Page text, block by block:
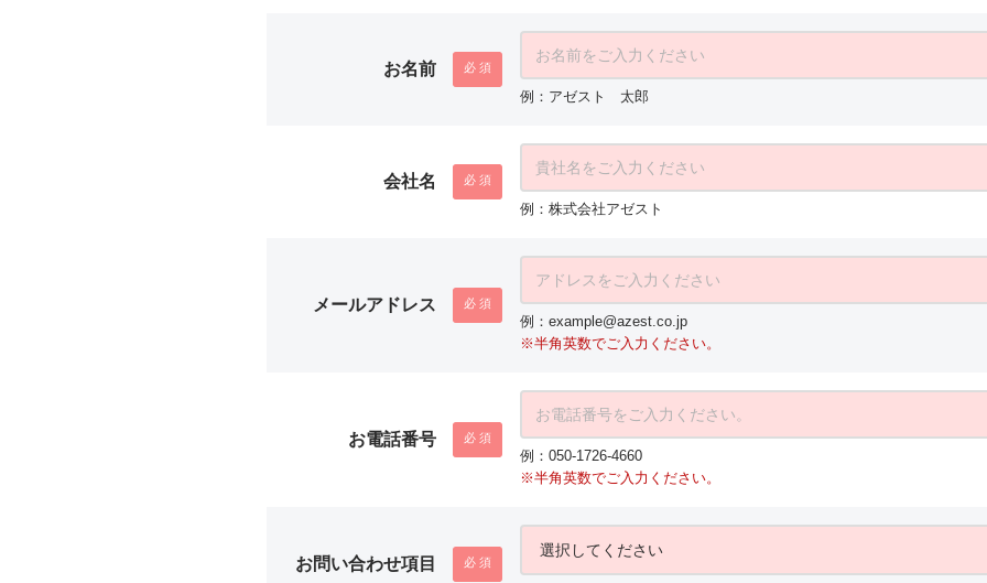
お名前
例：アゼスト 太郎
会社名
例：株式会社アゼスト
メールアドレス
例：example@azest.co.jp
※半角英数でご入力ください。
お電話番号
例：050-1726-4660
※半角英数でご入力ください。
お問い合わせ項目